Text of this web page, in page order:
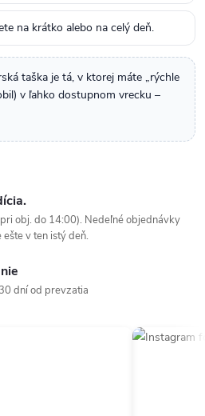
na krátko alebo na celý deň.
taška je tá, v ktorej máte „rýchle
v ľahko dostupnom vrecku –
obj. do 14:00). Nedeľné objednávky
v ten istý deň.
dní od prevzatia